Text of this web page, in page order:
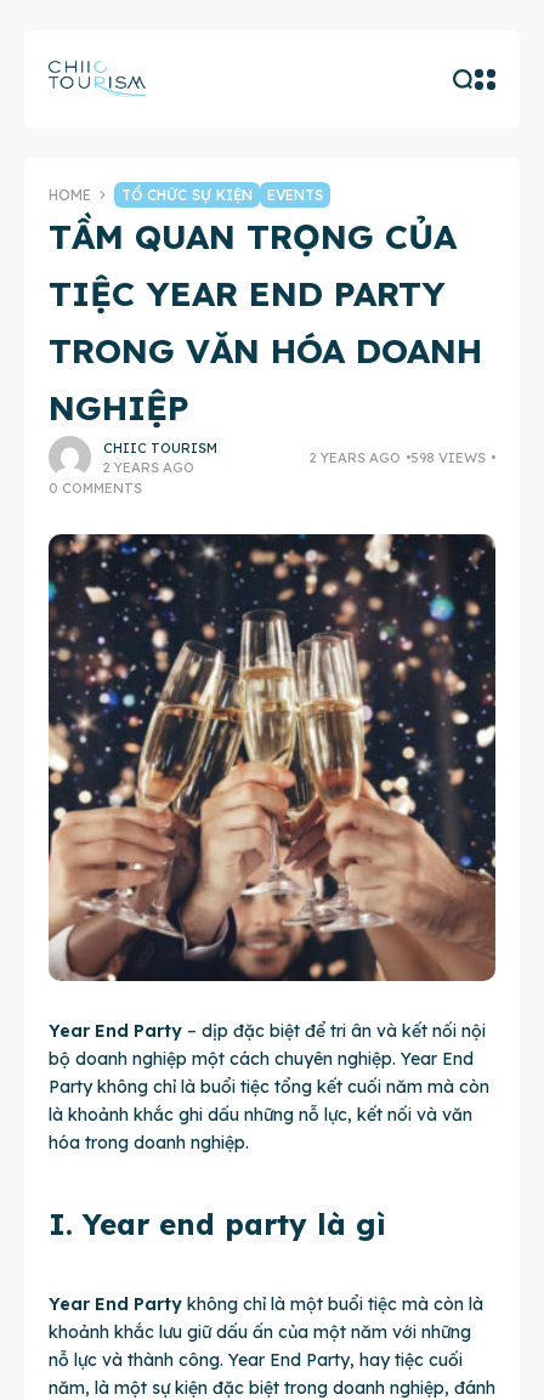
HOME TỔ CHỨC SỰ KIỆN EVENTS
TẦM QUAN TRỌNG CỦA
TIỆC YEAR END PARTY
TRONG VĂN HÓA DOANH
NGHIỆP
CHIIC TOURISM
2 YEARS AGO
2 YEARS AGO
598 VIEWS
0 COMMENTS
Year End Party – dịp đặc biệt để tri ân và kết nối nội
bộ doanh nghiệp một cách chuyên nghiệp. Year End
Party không chỉ là buổi tiệc tổng kết cuối năm mà còn
là khoảnh khắc ghi dấu những nỗ lực, kết nối và văn
hóa trong doanh nghiệp.
I. Year end party là gì
Year End Party không chỉ là một buổi tiệc mà còn là
khoảnh khắc lưu giữ dấu ấn của một năm với những
nỗ lực và thành công. Year End Party, hay tiệc cuối
năm, là một sự kiện đặc biệt trong doanh nghiệp, đánh